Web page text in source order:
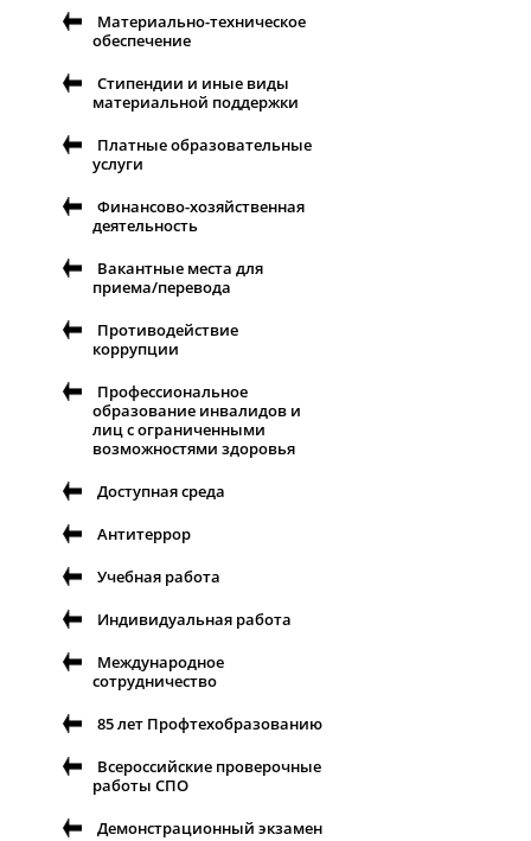
Материально-техническое
обеспечение
Стипендии и иные виды
материальной поддержки
Платные образовательные
услуги
Финансово-хозяйственная
деятельность
Вакантные места для
приема/перевода
Противодействие
коррупции
Профессиональное
образование инвалидов и
лиц с ограниченными
возможностями здоровья
Доступная среда
Антитеррор
Учебная работа
Индивидуальная работа
Международное
сотрудничество
85 лет Профтехобразованию
Всероссийские проверочные
работы СПО
Демонстрационный экзамен